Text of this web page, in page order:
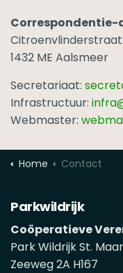
Correspondentie-
Citroenvlinderstraat
1432 ME Aalsmeer
Secretariaat:
Infrastructuur:
Webmaster:
Home Contact
Parkwildrijk
Coöperatieve
Park Wildrijk St.
Zeeweg 2A H167